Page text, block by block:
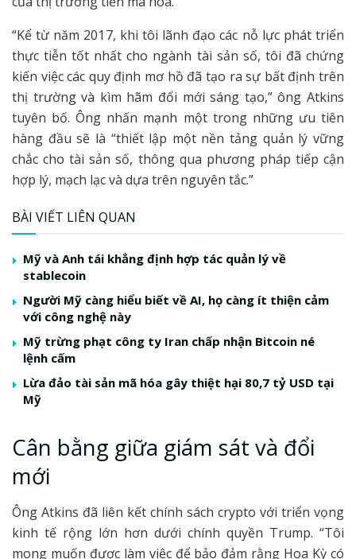
“Kể từ năm 2017, khi tôi lãnh đạo các nỗ lực phát triển
thực tiễn tốt nhất cho ngành tài sản số, tôi đã chứng
kiến việc các quy định mơ hồ đã tạo ra sự bất định trên
thị trường và kìm hãm đổi mới sáng tạo,” ông Atkins
tuyên bố. Ông nhấn mạnh một trong những ưu tiên
hàng đầu sẽ là “thiết lập một nền tảng quản lý vững
chắc cho tài sản số, thông qua phương pháp tiếp cận
hợp lý, mạch lạc và dựa trên nguyên tắc.”
BÀI VIẾT LIÊN QUAN
Mỹ và Anh tái khẳng định hợp tác quản lý về
stablecoin
Người Mỹ càng hiểu biết về AI, họ càng ít thiện cảm
với công nghệ này
Mỹ trừng phạt công ty Iran chấp nhận Bitcoin né
lệnh cấm
Lừa đảo tài sản mã hóa gây thiệt hại 80,7 tỷ USD tại
Mỹ
Cân bằng giữa giám sát và đổi
mới
Ông Atkins đã liên kết chính sách crypto với triển vọng
kinh tế rộng lớn hơn dưới chính quyền Trump. “Tôi
mong muốn được làm việc để bảo đảm rằng Hoa Kỳ có